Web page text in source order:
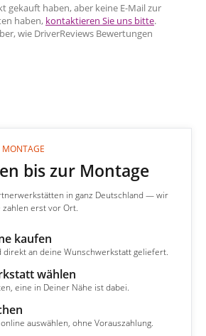
gekauft haben, aber keine E-Mail zur
haben, kontaktieren Sie uns bitte.
wie DriverReviews Bewertungen
MONTAGE
bis zur Montage
in ganz Deutschland — wir
erst vor Ort.
kaufen
direkt an deine Wunschwerkstatt geliefert.
wählen
eine in Deiner Nähe ist dabei.
auswählen, ohne Vorauszahlung.